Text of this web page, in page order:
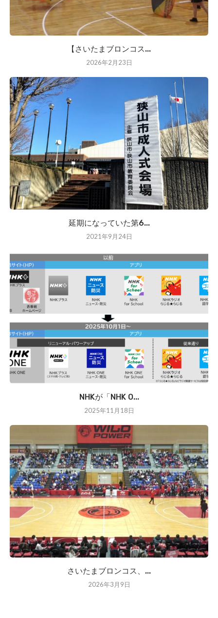
【さいたまブロンコス...
2026年2月23日
延期になっていた第6...
2021年9月24日
NHKが「NHK O...
2025年11月18日
さいたまブロンコス、...
2026年3月9日